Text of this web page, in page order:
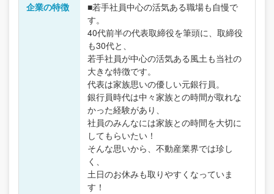
企業の特徴
■若手社員中心の活気ある職場も自慢で
す。
40代前半の代表取締役を筆頭に、取締役
も30代と、
若手社員が中心の活気ある風土も当社の
大きな特徴です。
代表は家族思いの優しい元銀行員。
銀行員時代は中々家族との時間が取れな
かった経験があり、
社員のみんなには家族との時間を大切に
してもらいたい！
そんな思いから、不動産業界では珍し
く、
土日のお休みも取りやすくなっていま
す！